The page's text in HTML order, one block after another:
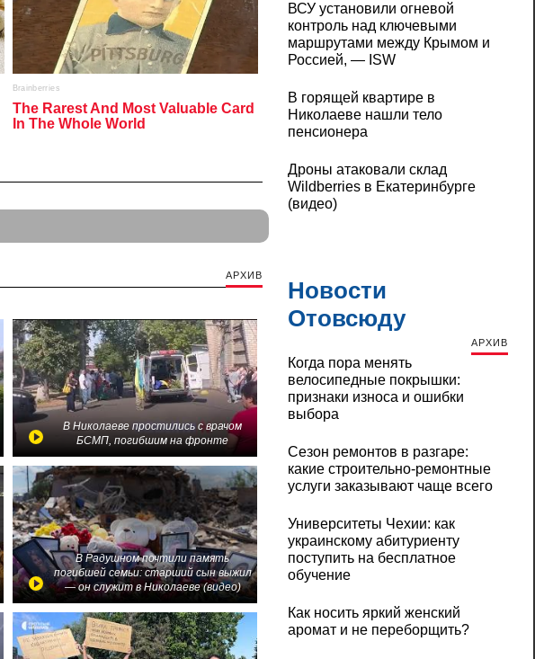
АРХИВ
В Николаеве простились с врачом
БСМП, погибшим на фронте
В Радушном почтили память
погибшей семьи: старший сын выжил
— он служит в Николаеве (видео)
ВСУ установили огневой
контроль над ключевыми
маршрутами между Крымом и
Россией, — ISW
В горящей квартире в
Николаеве нашли тело
пенсионера
Дроны атаковали склад
Wildberries в Екатеринбурге
(видео)
Новости
Отовсюду
АРХИВ
Когда пора менять
велосипедные покрышки:
признаки износа и ошибки
выбора
Сезон ремонтов в разгаре:
какие строительно-ремонтные
услуги заказывают чаще всего
Университеты Чехии: как
украинскому абитуриенту
поступить на бесплатное
обучение
Как носить яркий женский
аромат и не переборщить?